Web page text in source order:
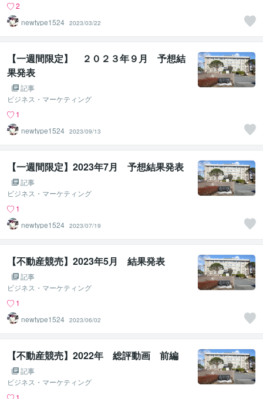
2
newtype1524 2023/03/22
【一週間限定】 ２０２３年９月 予想結
果発表
記事
ビジネス・マーケティング
1
newtype1524 2023/09/13
【一週間限定】2023年7月 予想結果発表
記事
ビジネス・マーケティング
1
newtype1524 2023/07/19
【不動産競売】2023年5月 結果発表
記事
ビジネス・マーケティング
1
newtype1524 2023/06/02
【不動産競売】2022年 総評動画 前編
記事
ビジネス・マーケティング
1